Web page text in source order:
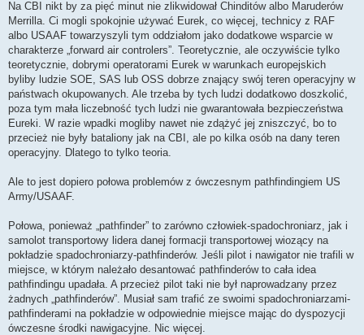
Na CBI nikt by za pięć minut nie zlikwidował Chinditów albo Maruderów
Merrilla. Ci mogli spokojnie używać Eurek, co więcej, technicy z RAF
albo USAAF towarzyszyli tym oddziałom jako dodatkowe wsparcie w
charakterze „forward air controlers”. Teoretycznie, ale oczywiście tylko
teoretycznie, dobrymi operatorami Eurek w warunkach europejskich
byliby ludzie SOE, SAS lub OSS dobrze znający swój teren operacyjny w
państwach okupowanych. Ale trzeba by tych ludzi dodatkowo doszkolić,
poza tym mała liczebność tych ludzi nie gwarantowała bezpieczeństwa
Eureki. W razie wpadki mogliby nawet nie zdążyć jej zniszczyć, bo to
przecież nie były bataliony jak na CBI, ale po kilka osób na dany teren
operacyjny. Dlatego to tylko teoria.
Ale to jest dopiero połowa problemów z ówczesnym pathfindingiem US
Army/USAAF.
Połowa, ponieważ „pathfinder” to zarówno człowiek-spadochroniarz, jak i
samolot transportowy lidera danej formacji transportowej wiozący na
pokładzie spadochroniarzy-pathfinderów. Jeśli pilot i nawigator nie trafili w
miejsce, w którym należało desantować pathfinderów to cała idea
pathfindingu upadała. A przecież pilot taki nie był naprowadzany przez
żadnych „pathfinderów”. Musiał sam trafić ze swoimi spadochroniarzami-
pathfinderami na pokładzie w odpowiednie miejsce mając do dyspozycji
ówczesne środki nawigacyjne. Nic więcej.